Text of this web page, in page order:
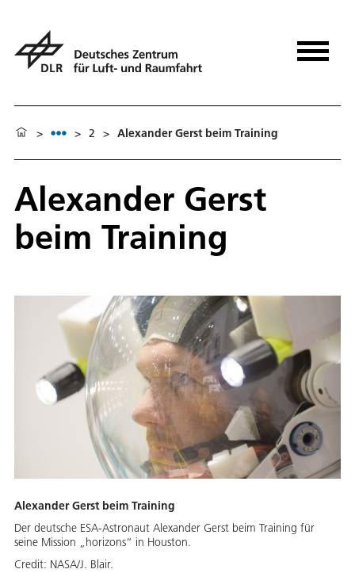
> > 2 > Alexander Gerst beim Training
Alexander Gerst
beim Training
Alexander Gerst beim Training
Der deutsche ESA-Astronaut Alexander Gerst beim Training für
seine Mission „horizons“ in Houston.
Credit: NASA/J. Blair.